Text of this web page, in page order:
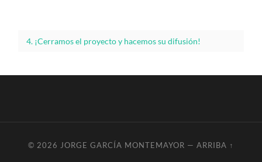
4. ¡Cerramos el proyecto y hacemos su difusión!
© 2026 JORGE GARCÍA MONTEMAYOR — ARRIBA ↑